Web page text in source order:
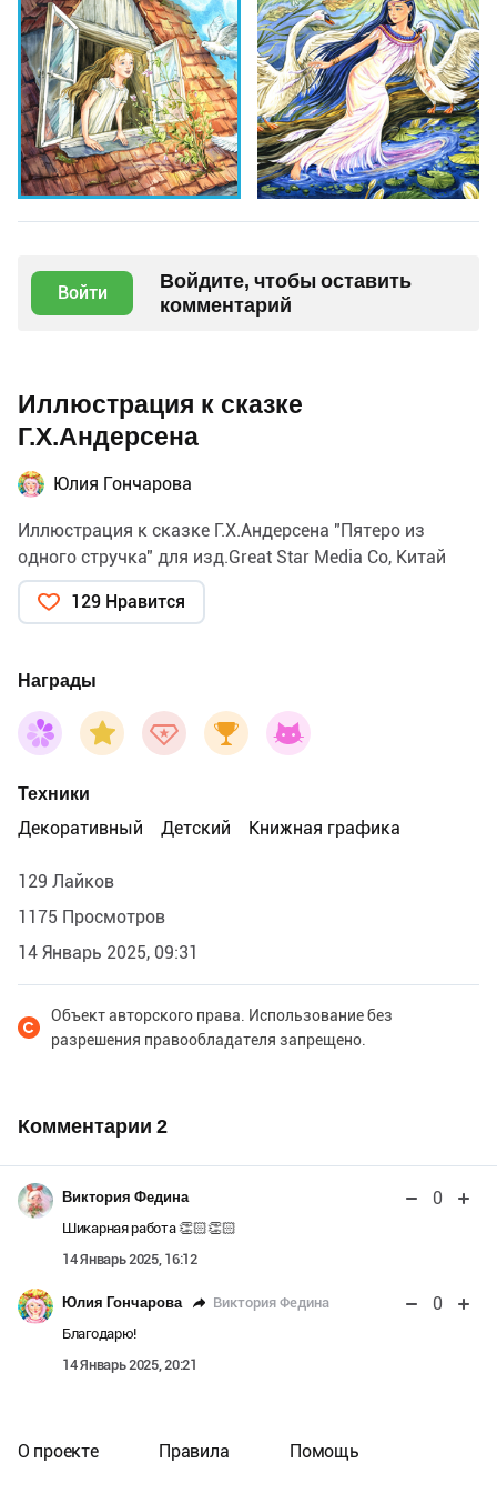
Войти
Войдите, чтобы оставить
комментарий
Иллюстрация к сказке
Г.Х.Андерсена
Юлия Гончарова
Иллюстрация к сказке Г.Х.Андерсена "Пятеро из
одного стручка" для изд.Great Star Media Co, Китай
129 Нравится
Награды
Техники
Декоративный
Детский Книжная графика
129 Лайков
1175 Просмотров
14 Январь 2025, 09:31
Объект авторского права. Использование без
разрешения правообладателя запрещено.
Комментарии 2
Виктория Федина 0
Шикарная работа 👏🏻👏🏻
14 Январь 2025, 16:12
Юлия Гончарова Виктория Федина 0
Благодарю!
14 Январь 2025, 20:21
О проекте Правила Помощь